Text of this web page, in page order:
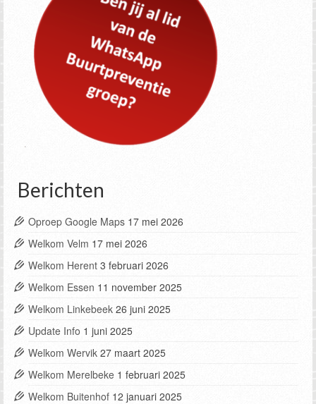
Berichten
Oproep Google Maps 17 mei 2026
Welkom Velm 17 mei 2026
Welkom Herent 3 februari 2026
Welkom Essen 11 november 2025
Welkom Linkebeek 26 juni 2025
Update Info 1 juni 2025
Welkom Wervik 27 maart 2025
Welkom Merelbeke 1 februari 2025
Welkom Buitenhof 12 januari 2025